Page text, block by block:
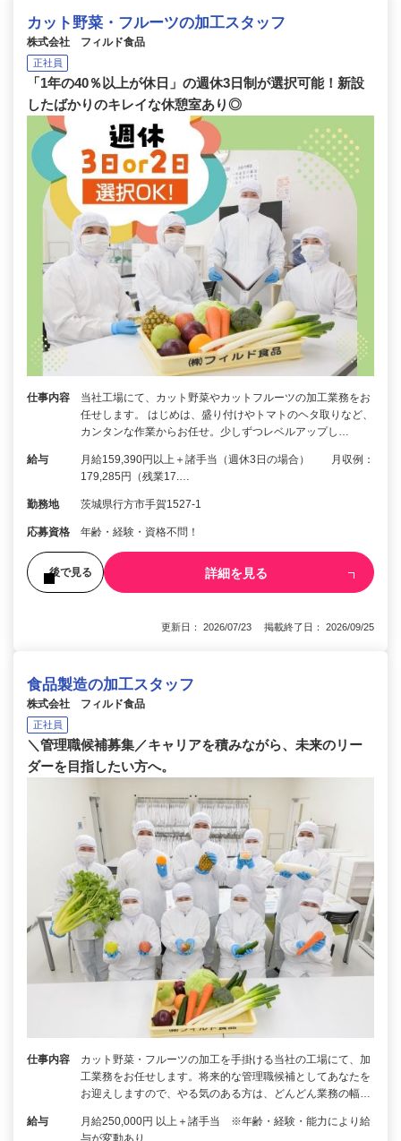
カット野菜・フルーツの加工スタッフ
株式会社 フィルド食品
正社員
「1年の40％以上が休日」の週休3日制が選択可能！新設
したばかりのキレイな休憩室あり◎
仕事内容
当社工場にて、カット野菜やカットフルーツの加工業務をお
任せします。 はじめは、盛り付けやトマトのヘタ取りなど、
カンタンな作業からお任せ。少しずつレベルアップし…
給与
月給159,390円以上＋諸手当（週休3日の場合） 月収例：
179,285円（残業17.…
勤務地 茨城県行方市手賀1527-1
応募資格 年齢・経験・資格不問！
後で見る 詳細を見る
更新日： 2026/07/23 掲載終了日： 2026/09/25
食品製造の加工スタッフ
株式会社 フィルド食品
正社員
＼管理職候補募集／キャリアを積みながら、未来のリー
ダーを目指したい方へ。
仕事内容
カット野菜・フルーツの加工を手掛ける当社の工場にて、加
工業務をお任せします。将来的な管理職候補としてあなたを
お迎えしますので、やる気のある方は、どんどん業務の幅…
給与
月給250,000円 以上＋諸手当 ※年齢・経験・能力により給